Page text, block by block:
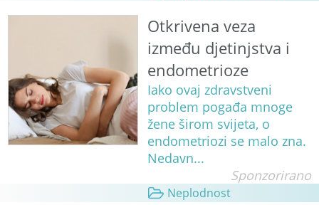
Otkrivena veza
između djetinjstva i
endometrioze
Iako ovaj zdravstveni
problem pogađa mnoge
žene širom svijeta, o
endometriozi se malo zna.
Nedavn...
Sponzorirano
Neplodnost